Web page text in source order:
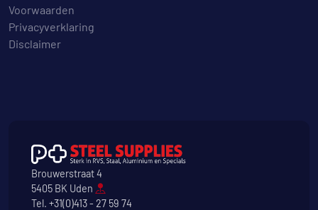
Voorwaarden
Privacyverklaring
Disclaimer
Brouwerstraat 4
5405 BK Uden
Tel. +31(0)413 - 27 59 74